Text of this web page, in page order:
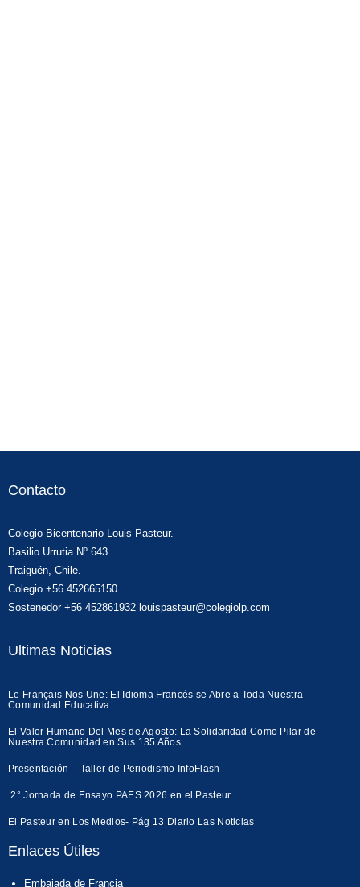
Contacto
Colegio Bicentenario Louis Pasteur.
Basilio Urrutia Nº 643.
Traiguén, Chile.
Colegio +56 452665150
Sostenedor +56 452861932 louispasteur@colegiolp.com
Ultimas Noticias
Le Français Nos Une: El Idioma Francés se Abre a Toda Nuestra
Comunidad Educativa
El Valor Humano Del Mes de Agosto: La Solidaridad Como Pilar de
Nuestra Comunidad en Sus 135 Años
Presentación – Taller de Periodismo InfoFlash
2° Jornada de Ensayo PAES 2026 en el Pasteur
El Pasteur en Los Medios- Pág 13 Diario Las Noticias
Enlaces Útiles
Embajada de Francia